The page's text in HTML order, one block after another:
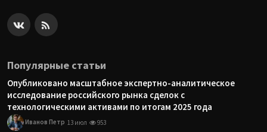
Популярные статьи
Опубликовано масштабное экспертно-аналитическое
исследование российского рынка сделок с
технологическими активами по итогам 2025 года
Иванов Петр 13 июл 953